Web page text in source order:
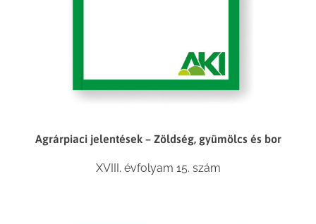
Agrárpiaci jelentések – Zöldség, gyümölcs és bor
XVIII. évfolyam 15. szám